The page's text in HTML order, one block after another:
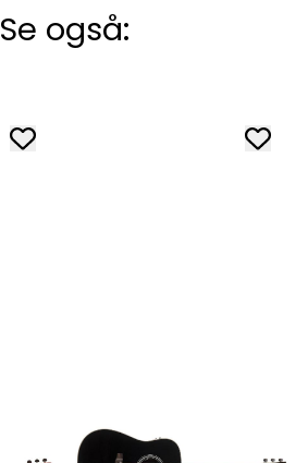
Se også: